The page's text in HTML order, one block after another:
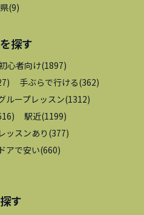
(9)
を探す
心者向け(1897)
) 手ぶらで行ける(362)
ループレッスン(1312)
) 駅近(1199)
ッスンあり (377)
アで安い(660)
す